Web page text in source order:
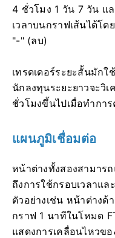
4 ชั่วโมง 1 วัน 7 วัน แ
เวลาบนกราฟเส้นได้โ
"-" (ลบ)
เทรดเดอร์ระยะสั้นมักใ
นักลงทุนระยะยาวจะวิ
ชั่วโมงขึ้นไปเมื่อทำกา
แผนภูมิเชื่อมต่อ
หน้าต่างทั้งสองสามาร
ถึงการใช้กรอบเวลาแ
ตัวอย่างเช่น หน้าต่าง
กราฟ 1 นาทีในโหมด
แสดงการเคลื่อนไหวข